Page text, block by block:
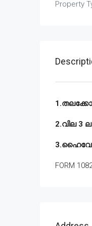
Property
2.വില 3
FORM